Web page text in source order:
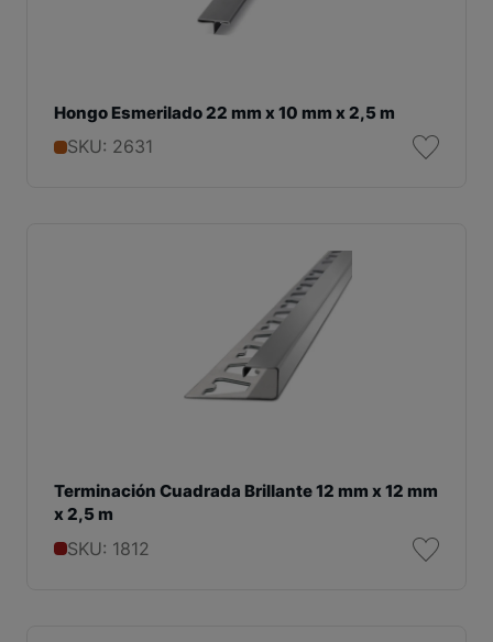
Hongo Esmerilado 22 mm x 10 mm x 2,5 m
SKU: 2631
Terminación Cuadrada Brillante 12 mm x 12 mm
x 2,5 m
SKU: 1812